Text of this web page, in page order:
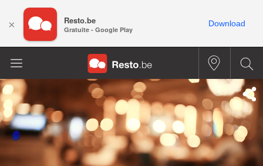
× Resto.be
Gratuite - Google Play
Download